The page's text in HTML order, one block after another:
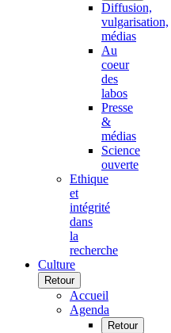
Diffusion,
vulgarisation,
médias
Au
coeur
des
labos
Presse
&
médias
Science
ouverte
Ethique
et
intégrité
dans
la
recherche
Culture
Retour
Accueil
Agenda
Retour